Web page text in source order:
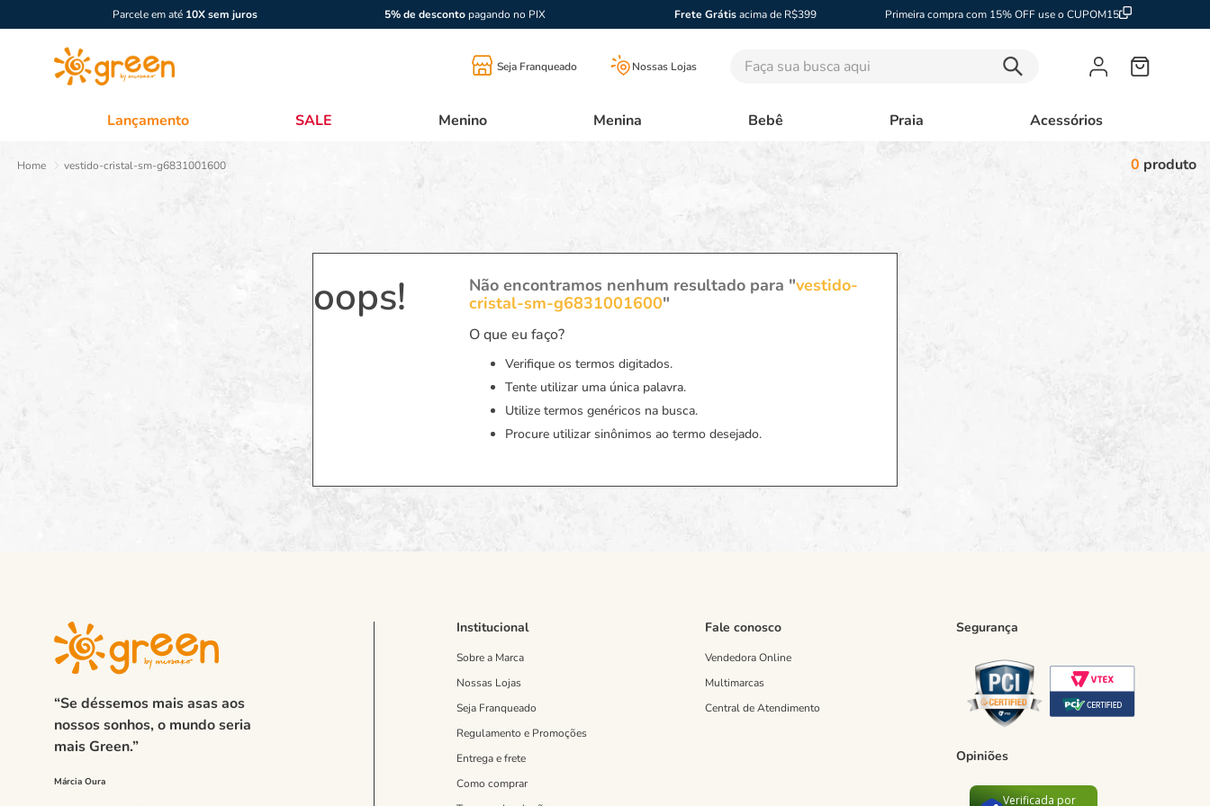
Parcele em até 10X sem juros 5% de descontopagando no PIX Frete Grátisacima de R$399 Primeira compra com 15% OFF use o CUPOM15
Seja Franqueado Nossas Lojas Faça sua busca aqui
Lançamento SALE Menino Menina Bebê Praia Acessórios
vestido-cristal-sm-g6831001600 0 produto
oops! Não encontramos nenhum resultado para "vestido-
cristal-sm-g6831001600"
O que eu faço?
Verifique os termos digitados.
Tente utilizar uma única palavra.
Utilize termos genéricos na busca.
Procure utilizar sinônimos ao termo desejado.
“Se déssemos mais asas aos
nossos sonhos, o mundo seria
mais Green.”
Institucional
Sobre a Marca
Nossas Lojas
Seja Franqueado
Regulamento e Promoções
Entrega e frete
Como comprar
Fale conosco
Vendedora Online
Multimarcas
Central de Atendimento
Segurança
Opiniões
Verificada por